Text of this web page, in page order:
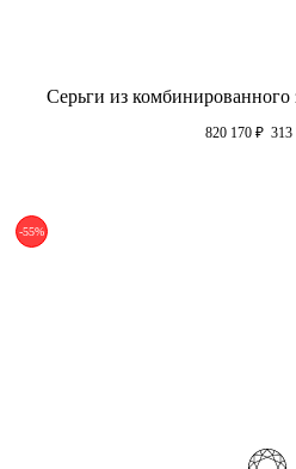
Серьги из комбинированного
820 170 ₽ 313
-55%